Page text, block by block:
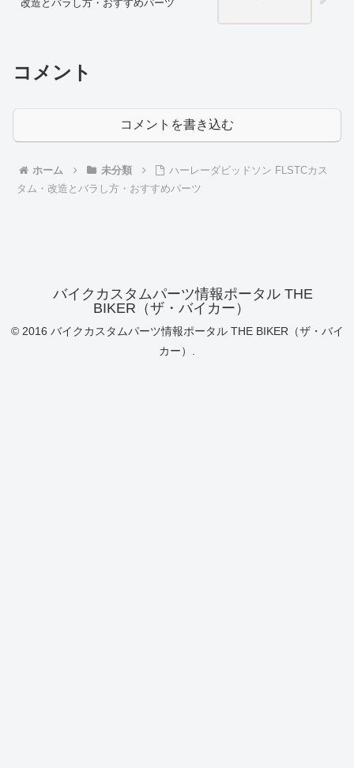
改造とバラし方・おすすめパーツ
コメント
コメントを書き込む
ホーム 未分類
ハーレーダビッドソン FLSTCカス
タム・改造とバラし方・おすすめパーツ
バイクカスタムパーツ情報ポータル THE
BIKER（ザ・バイカー）
© 2016 バイクカスタムパーツ情報ポータル THE BIKER（ザ・バイ
カー）.